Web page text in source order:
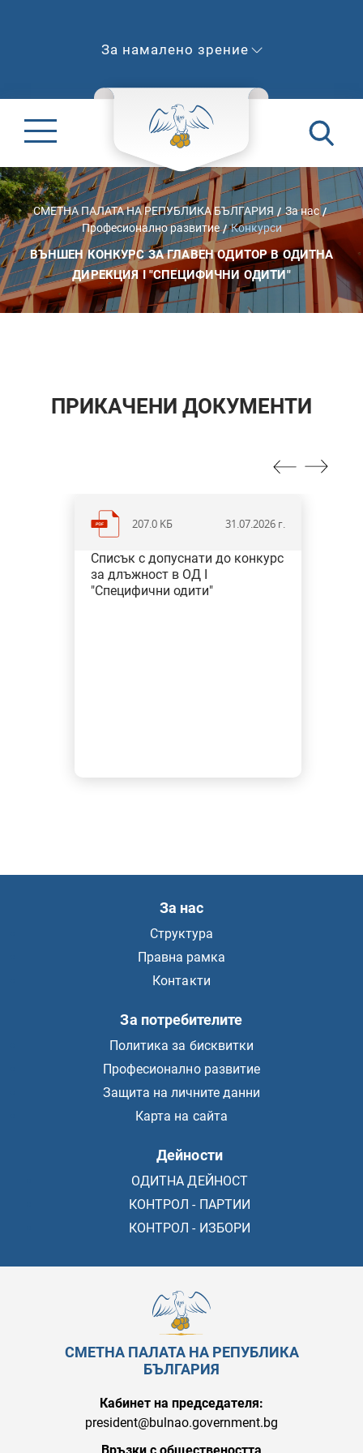
За намалено зрение
СМЕТНА ПАЛАТА НА РЕПУБЛИКА БЪЛГАРИЯ
За нас
Професионално развитие
Конкурси
ВЪНШЕН КОНКУРС ЗА ГЛАВЕН ОДИТОР В ОДИТНА
ДИРЕКЦИЯ I "СПЕЦИФИЧНИ ОДИТИ"
ПРИКАЧЕНИ ДОКУМЕНТИ
207.0 KБ 31.07.2026 г.
Списък с допуснати до конкурс
за длъжност в ОД I
"Специфични одити"
За нас
Структура
Правна рамка
Контакти
За потребителите
Политика за бисквитки
Професионално развитие
Защита на личните данни
Карта на сайта
Дейности
ОДИТНА ДЕЙНОСТ
КОНТРОЛ - ПАРТИИ
КОНТРОЛ - ИЗБОРИ
СМЕТНА ПАЛАТА НА РЕПУБЛИКА
БЪЛГАРИЯ
Кабинет на председателя:
president@bulnao.government.bg